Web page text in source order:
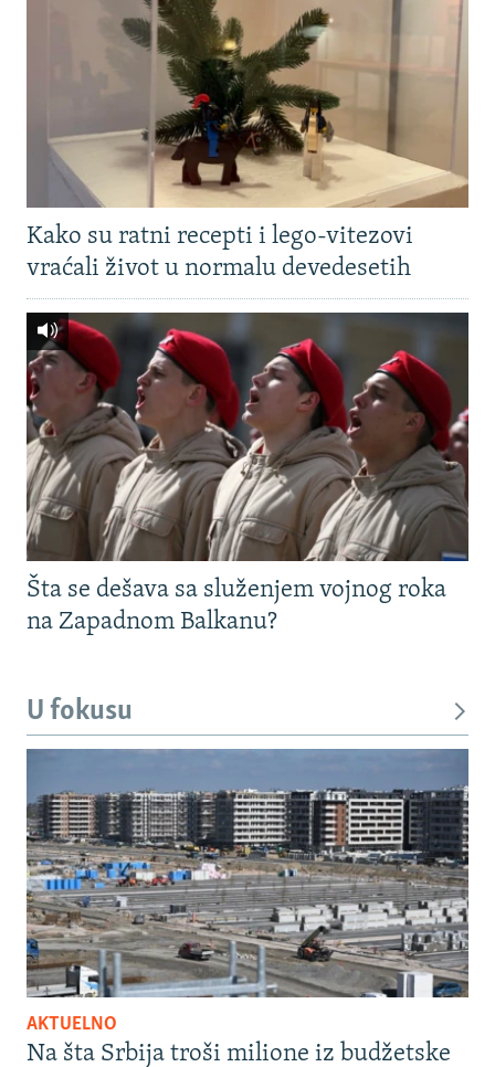
Kako su ratni recepti i lego-vitezovi
vraćali život u normalu devedesetih
Šta se dešava sa služenjem vojnog roka
na Zapadnom Balkanu?
U fokusu
AKTUELNO
Na šta Srbija troši milione iz budžetske